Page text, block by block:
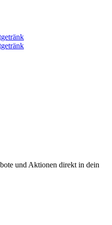
und Aktionen direkt in dein